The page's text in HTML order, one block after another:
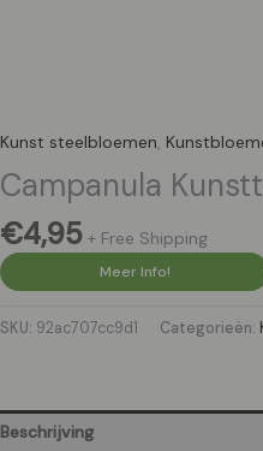
Kunst steelbloemen,
Campanula
€4,95 + Free Shipping
Meer Info!
SKU: 92ac707cc9d1 Categorieën:
Beschrijving